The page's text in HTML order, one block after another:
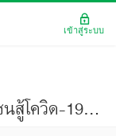
ธปท. ออกมาตรการช่วยภาคเอกชนสู้โควิด-19... หวังบรรเทาปัญหาสภาพคล่องของผู้ประกอบการ (มองเศรษฐกิจ ฉบับที่ 3859)
เข้าสู่ระบบ